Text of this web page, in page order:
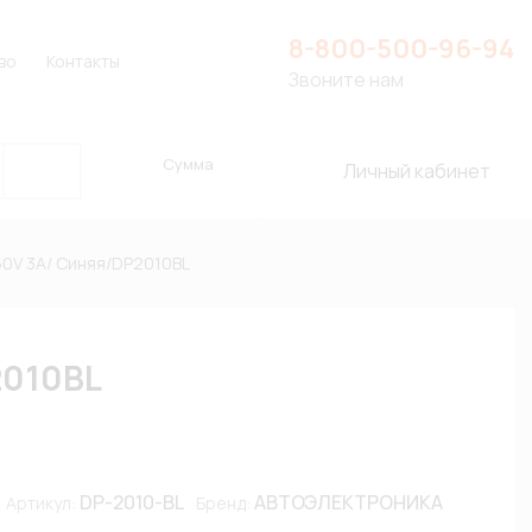
Контакты 8-800-500-96-94
Звоните нам
Сумма Личный кабинет
3A/ Синяя/DP2010BL
DP-2010-BL АВТОЭЛЕКТРОНИКА